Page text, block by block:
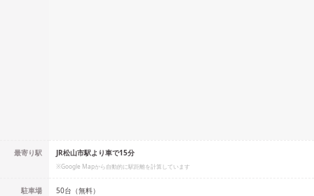
最寄り駅 JR松山市駅より車で15分
※Google Mapから自動的に駅距離を計算しています
駐車場 50台（無料）